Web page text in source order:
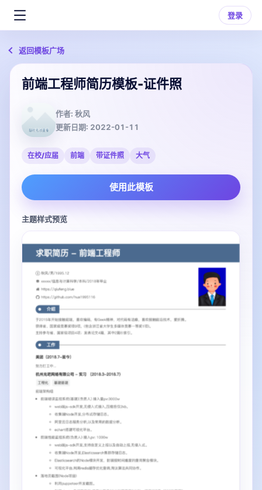
登录
返回模板广场
前端工程师简历模板-证件照
作者: 秋风
更新日期: 2022-01-11
在校/应届 前端 带证件照 大气
主题样式预览
使用此模板